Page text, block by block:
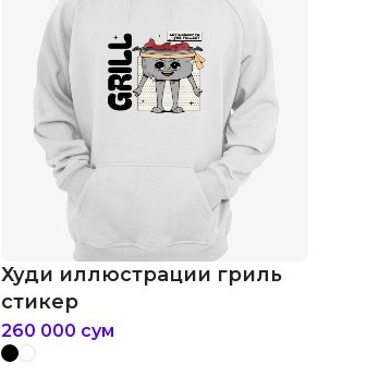
Худи иллюстрации гриль
стикер
260 000 сум